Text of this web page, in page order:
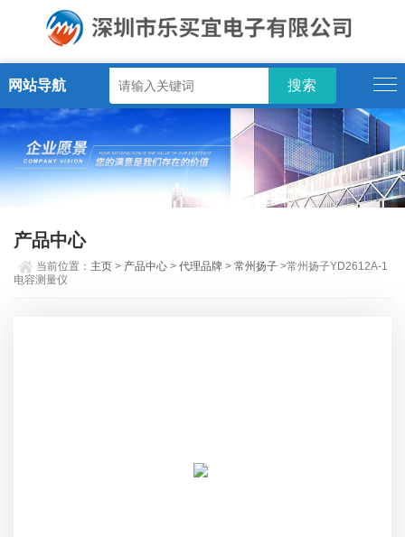
网站导航
产品中心
当前位置： 主页 > 产品中心 >代理品牌 >常州扬子 >常州扬子YD2612A-1
电容测量仪